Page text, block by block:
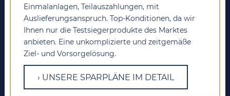
Einmalanlagen, Teilauszahlungen, mit
Auslieferungsanspruch. Top-Konditionen, da wir
Ihnen nur die Testsiegerprodukte des Marktes
anbieten. Eine unkomplizierte und zeitgemäße
Ziel- und Vorsorgelösung.
UNSERE SPARPLÄNE IM DETAIL